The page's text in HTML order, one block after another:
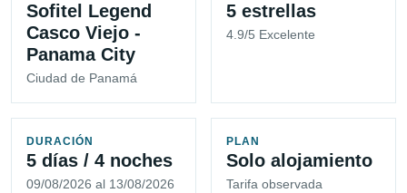
Sofitel Legend
Casco Viejo -
Panama City
Ciudad de Panamá
5 estrellas
4.9/5 Excelente
DURACIÓN
5 días / 4 noches
09/08/2026 al 13/08/2026
PLAN
Solo alojamiento
Tarifa observada